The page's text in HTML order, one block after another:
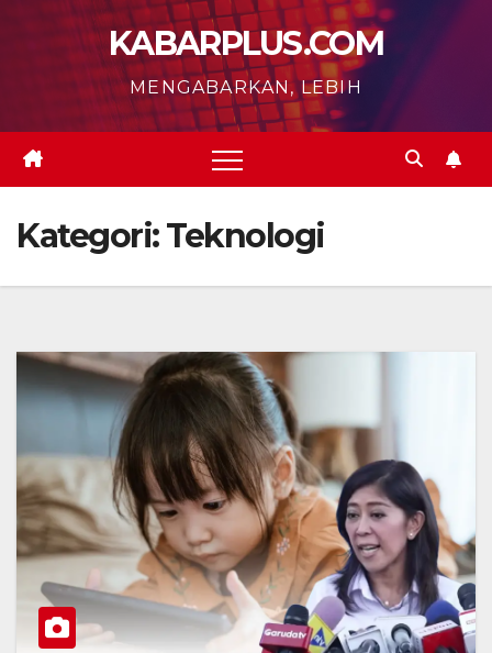
KABARPLUS.COM
MENGABARKAN, LEBIH
Kategori:Teknologi